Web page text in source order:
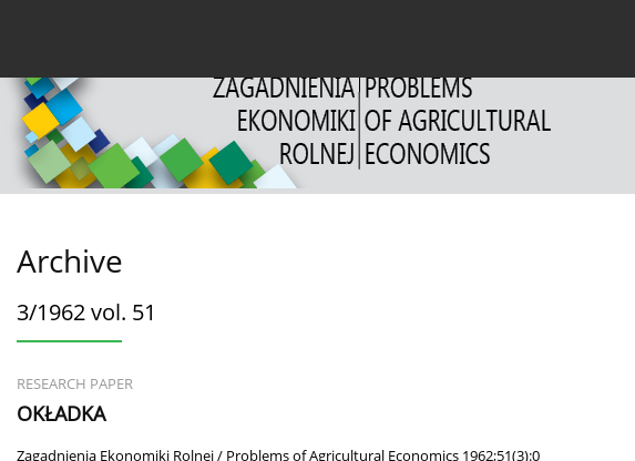
Archive
3/1962 vol. 51
RESEARCH PAPER
OKŁADKA
Zagadnienia Ekonomiki Rolnej / Problems of Agricultural Economics 1962;51(3):0